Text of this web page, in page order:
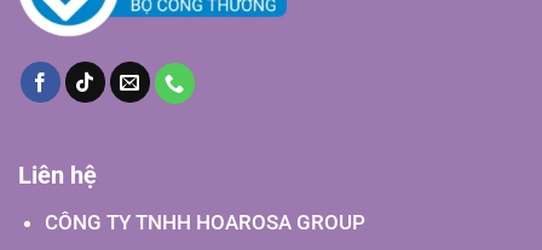
Liên hệ
CÔNG TY TNHH HOAROSA GROUP